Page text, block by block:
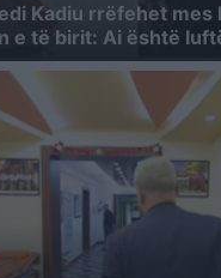
Kadiu rrëfehet mes
e të birit: Ai është